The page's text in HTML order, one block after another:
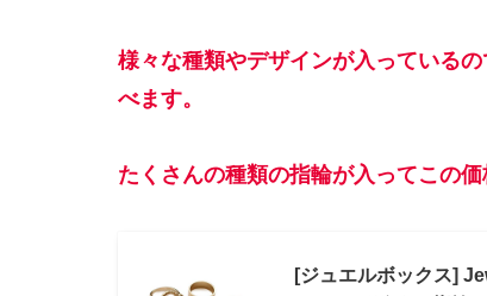
様々な種類やデザインが入っている
べます。
たくさんの種類の指輪が入ってこの
[ジュエルボックス]